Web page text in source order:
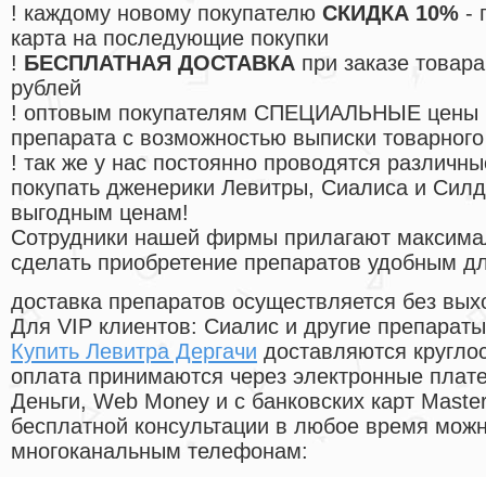
! каждому новому покупателю СКИДКА 10% -
карта на последующие покупки
! БЕСПЛАТНАЯ ДОСТАВКА при заказе
рублей
! оптовым покупателям СПЕЦИАЛЬНЫЕ цены
препарата с возможностью выписки
! так же у нас постоянно проводятся
покупать дженерики Левитры, Сиалиса и
выгодным ценам!
Cотрудники нашей фирмы прилагают
сделать приобретение препаратов удобным
доставка препаратов осуществляется без
Для VIP клиентов: Сиалис и другие
Купить Левитра Дергачи доставляются
оплата принимаются через электронные
Деньги, Web Money и с банковских карт
бесплатной консультации в любое время
многоканальным телефонам: